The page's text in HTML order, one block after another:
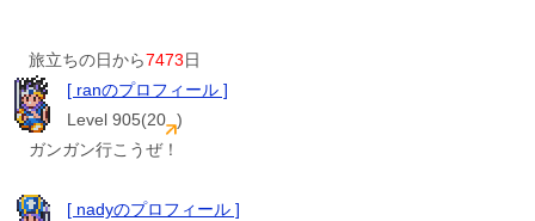
旅立ちの日から7473日
[ ranのプロフィール ]
Level 905(20 )
ガンガン行こうぜ！
[ nadyのプロフィール ]